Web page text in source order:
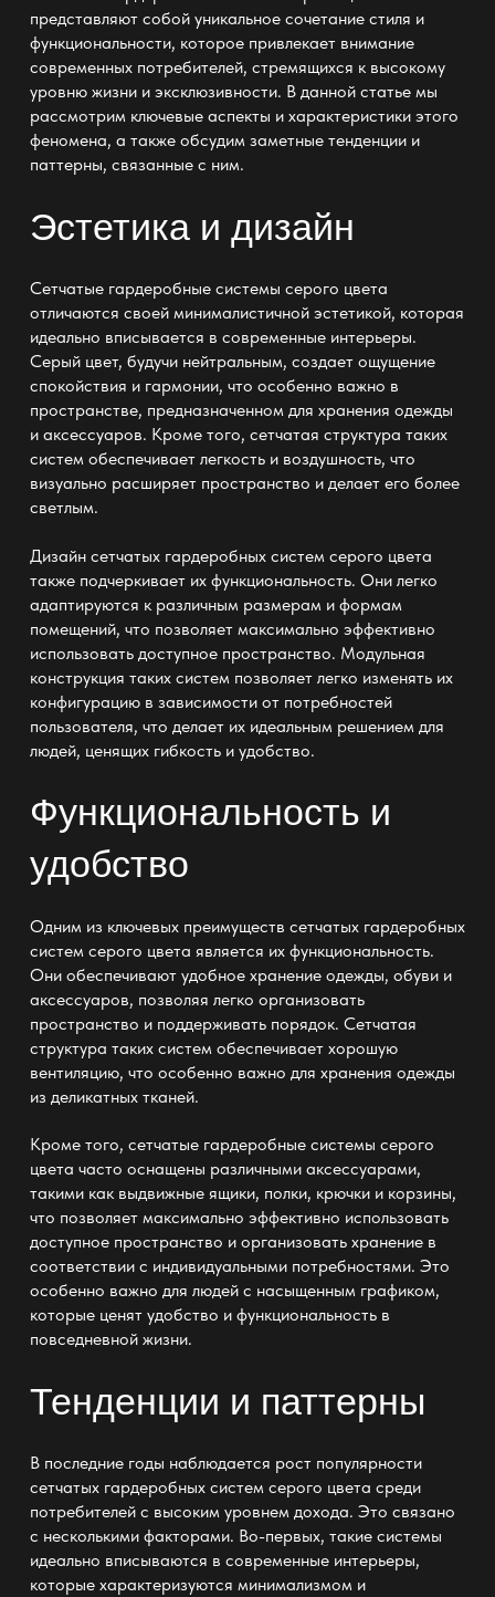
представляют собой уникальное сочетание стиля и
функциональности, которое привлекает внимание
современных потребителей, стремящихся к высокому
уровню жизни и эксклюзивности. В данной статье мы
рассмотрим ключевые аспекты и характеристики этого
феномена, а также обсудим заметные тенденции и
паттерны, связанные с ним.
Эстетика и дизайн
Сетчатые гардеробные системы серого цвета
отличаются своей минималистичной эстетикой, которая
идеально вписывается в современные интерьеры.
Серый цвет, будучи нейтральным, создает ощущение
спокойствия и гармонии, что особенно важно в
пространстве, предназначенном для хранения одежды
и аксессуаров. Кроме того, сетчатая структура таких
систем обеспечивает легкость и воздушность, что
визуально расширяет пространство и делает его более
светлым.
Дизайн сетчатых гардеробных систем серого цвета
также подчеркивает их функциональность. Они легко
адаптируются к различным размерам и формам
помещений, что позволяет максимально эффективно
использовать доступное пространство. Модульная
конструкция таких систем позволяет легко изменять их
конфигурацию в зависимости от потребностей
пользователя, что делает их идеальным решением для
людей, ценящих гибкость и удобство.
Функциональность и
удобство
Одним из ключевых преимуществ сетчатых гардеробных
систем серого цвета является их функциональность.
Они обеспечивают удобное хранение одежды, обуви и
аксессуаров, позволяя легко организовать
пространство и поддерживать порядок. Сетчатая
структура таких систем обеспечивает хорошую
вентиляцию, что особенно важно для хранения одежды
из деликатных тканей.
Кроме того, сетчатые гардеробные системы серого
цвета часто оснащены различными аксессуарами,
такими как выдвижные ящики, полки, крючки и корзины,
что позволяет максимально эффективно использовать
доступное пространство и организовать хранение в
соответствии с индивидуальными потребностями. Это
особенно важно для людей с насыщенным графиком,
которые ценят удобство и функциональность в
повседневной жизни.
Тенденции и паттерны
В последние годы наблюдается рост популярности
сетчатых гардеробных систем серого цвета среди
потребителей с высоким уровнем дохода. Это связано
с несколькими факторами. Во-первых, такие системы
идеально вписываются в современные интерьеры,
которые характеризуются минимализмом и